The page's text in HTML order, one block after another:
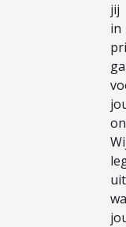
jij
in
uit